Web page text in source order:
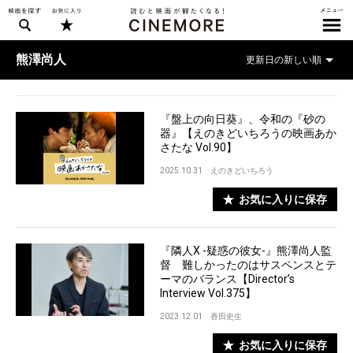
熊澤尚人
『盤上の向日葵』、令和の『砂の
器』【えのきどいちろうの映画あか
さたな Vol.90】
2025.10.31 えのきどいちろう
お気に入りに保存
『隣人X -疑惑の彼女-』熊澤尚人監
督 難しかったのはサスペンスとテ
ーマのバランス【Director’s
Interview Vol.375】
2023.12.01 香田史生
お気に入りに保存